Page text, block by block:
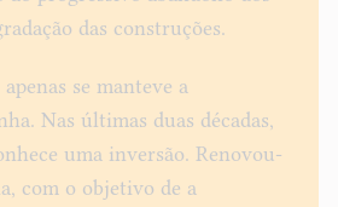
das construções.
se manteve a
Nas últimas duas décadas,
uma inversão. Renovou-
com o objetivo de a